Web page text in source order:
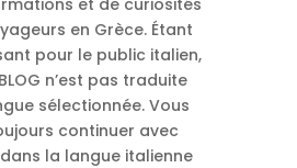
en Grèce. Étant
pour le public italien,
n’est pas traduite
sélectionnée. Vous
continuer avec
la langue italienne